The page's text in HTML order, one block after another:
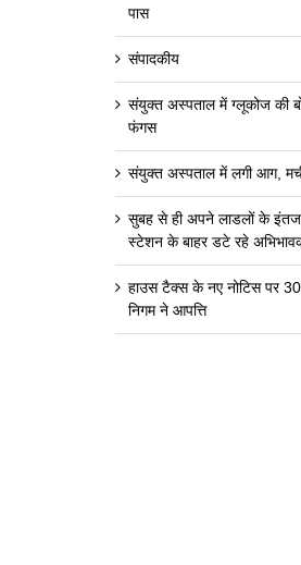
पास
संपादकीय
संयुक्त अस्पताल में ग्लूकोज की
फंगस
संयुक्त अस्पताल में लगी आग,
सुबह से ही अपने लाडलों के
स्टेशन के बाहर डटे रहे
हाउस टैक्स के नए नोटिस पर 30
निगम ने आपत्ति